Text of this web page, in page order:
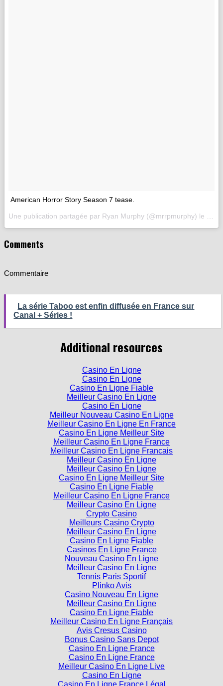
American Horror Story Season 7 tease.
Une publication partagée par Ryan Murphy (@mrrpmurphy) le
5
Comments
Commentaire
La série Taboo est enfin diffusée en France sur
Canal + Séries !
Additional resources
Casino En Ligne
Casino En Ligne
Casino En Ligne Fiable
Meilleur Casino En Ligne
Casino En Ligne
Meilleur Nouveau Casino En Ligne
Meilleur Casino En Ligne En France
Casino En Ligne Meilleur Site
Meilleur Casino En Ligne France
Meilleur Casino En Ligne Francais
Meilleur Casino En Ligne
Meilleur Casino En Ligne
Casino En Ligne Meilleur Site
Casino En Ligne Fiable
Meilleur Casino En Ligne France
Meilleur Casino En Ligne
Crypto Casino
Meilleurs Casino Crypto
Meilleur Casino En Ligne
Casino En Ligne Fiable
Casinos En Ligne France
Nouveau Casino En Ligne
Meilleur Casino En Ligne
Tennis Paris Sportif
Plinko Avis
Casino Nouveau En Ligne
Meilleur Casino En Ligne
Casino En Ligne Fiable
Meilleur Casino En Ligne Français
Avis Cresus Casino
Bonus Casino Sans Depot
Casino En Ligne France
Casino En Ligne France
Meilleur Casino En Ligne Live
Casino En Ligne
Casino En Ligne France Légal